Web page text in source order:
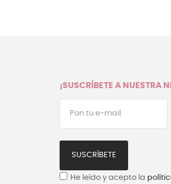
¡SUSCRÍBETE A NUESTRA
SUSCRÍBETE
He leído y acepto la